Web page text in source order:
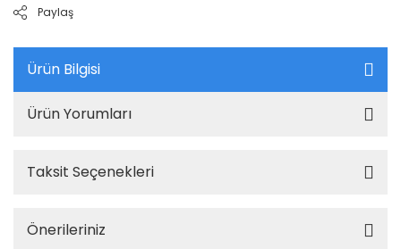
Paylaş
Ürün Bilgisi
Ürün Yorumları
Taksit Seçenekleri
Önerileriniz